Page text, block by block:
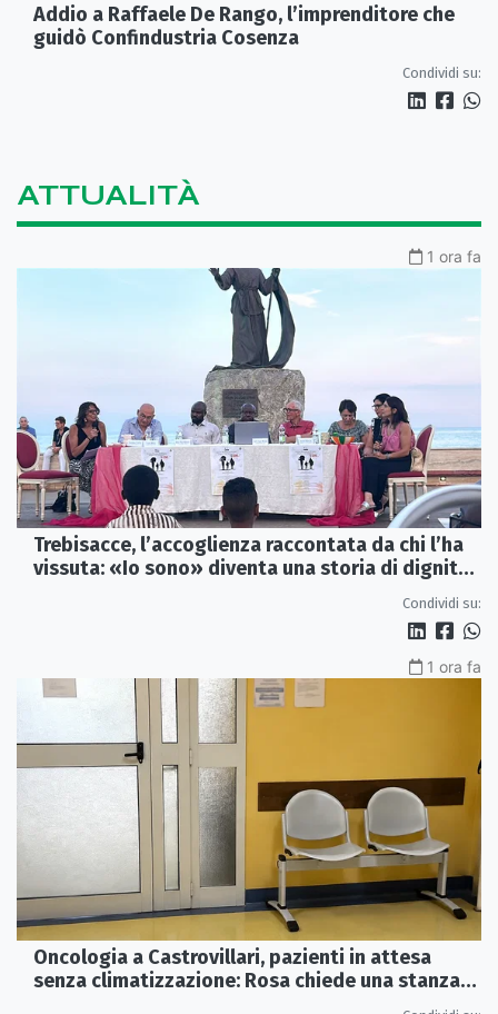
Addio a Raffaele De Rango, l’imprenditore che
guidò Confindustria Cosenza
Condividi su:
ATTUALITÀ
1 ora fa
Trebisacce, l’accoglienza raccontata da chi l’ha
vissuta: «Io sono» diventa una storia di dignità
Condividi su:
1 ora fa
Oncologia a Castrovillari, pazienti in attesa
senza climatizzazione: Rosa chiede una stanza